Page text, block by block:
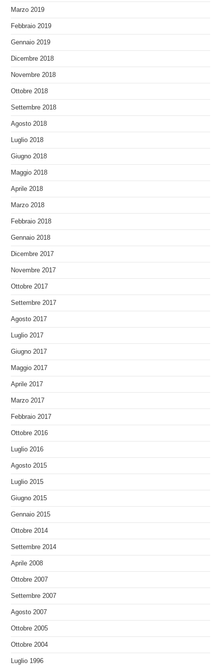
Marzo 2019
Febbraio 2019
Gennaio 2019
Dicembre 2018
Novembre 2018
Ottobre 2018
Settembre 2018
Agosto 2018
Luglio 2018
Giugno 2018
Maggio 2018
Aprile 2018
Marzo 2018
Febbraio 2018
Gennaio 2018
Dicembre 2017
Novembre 2017
Ottobre 2017
Settembre 2017
Agosto 2017
Luglio 2017
Giugno 2017
Maggio 2017
Aprile 2017
Marzo 2017
Febbraio 2017
Ottobre 2016
Luglio 2016
Agosto 2015
Luglio 2015
Giugno 2015
Gennaio 2015
Ottobre 2014
Settembre 2014
Aprile 2008
Ottobre 2007
Settembre 2007
Agosto 2007
Ottobre 2005
Ottobre 2004
Luglio 1996